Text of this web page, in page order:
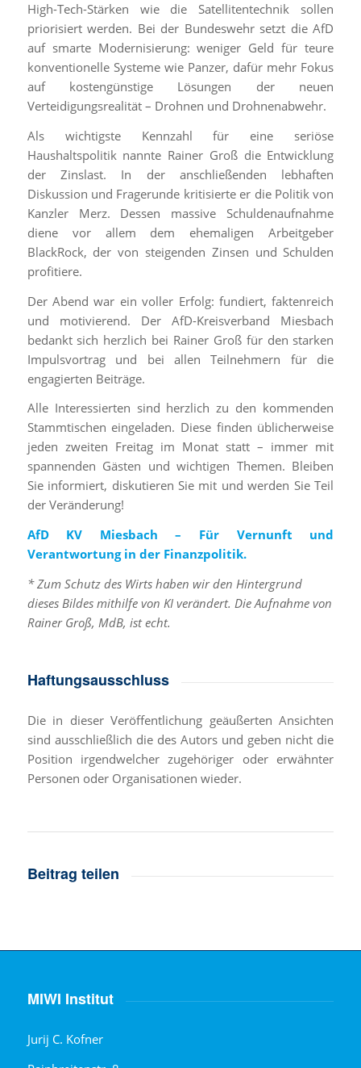
High-Tech-Stärken wie die Satellitentechnik sollen
priorisiert werden. Bei der Bundeswehr setzt die AfD
auf smarte Modernisierung: weniger Geld für teure
konventionelle Systeme wie Panzer, dafür mehr Fokus
auf kostengünstige Lösungen der neuen
Verteidigungsrealität – Drohnen und Drohnenabwehr.
Als wichtigste Kennzahl für eine seriöse
Haushaltspolitik nannte Rainer Groß die Entwicklung
der Zinslast. In der anschließenden lebhaften
Diskussion und Fragerunde kritisierte er die Politik von
Kanzler Merz. Dessen massive Schuldenaufnahme
diene vor allem dem ehemaligen Arbeitgeber
BlackRock, der von steigenden Zinsen und Schulden
profitiere.
Der Abend war ein voller Erfolg: fundiert, faktenreich
und motivierend. Der AfD-Kreisverband Miesbach
bedankt sich herzlich bei Rainer Groß für den starken
Impulsvortrag und bei allen Teilnehmern für die
engagierten Beiträge.
Alle Interessierten sind herzlich zu den kommenden
Stammtischen eingeladen. Diese finden üblicherweise
jeden zweiten Freitag im Monat statt – immer mit
spannenden Gästen und wichtigen Themen. Bleiben
Sie informiert, diskutieren Sie mit und werden Sie Teil
der Veränderung!
AfD KV Miesbach – Für Vernunft und
Verantwortung in der Finanzpolitik.
* Zum Schutz des Wirts haben wir den Hintergrund
dieses Bildes mithilfe von KI verändert. Die Aufnahme von
Rainer Groß, MdB, ist echt.
Haftungsausschluss
Die in dieser Veröffentlichung geäußerten Ansichten
sind ausschließlich die des Autors und geben nicht die
Position irgendwelcher zugehöriger oder erwähnter
Personen oder Organisationen wieder.
Beitrag teilen
MIWI Institut
Jurij C. Kofner